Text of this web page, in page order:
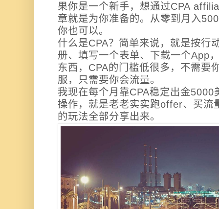
果你是一个新手，想通过CPA
章就是为你准备的。从零到月入
你也可以。
什么是CPA？简单来说，就是按行
册、填写一个表单、下载一个App
东西，CPA的门槛低很多，不需要
服，只需要你会流量。
我现在每个月靠CPA稳定出金5000
操作，就是老老实实跑offer、买流
的玩法全部分享出来。